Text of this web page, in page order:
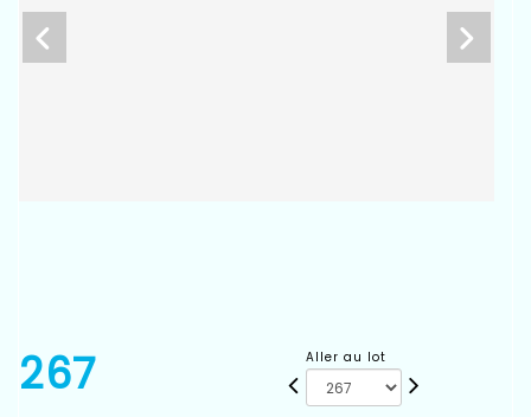
267 Aller au lot